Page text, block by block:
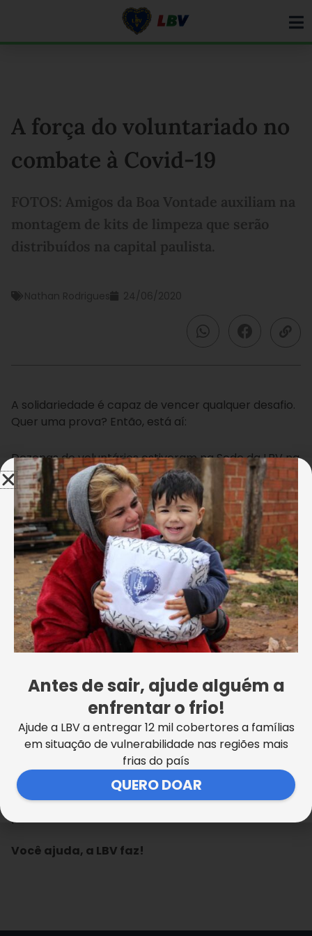
A força do voluntariado no
combate à Covid-19
FOTOS: Amigos da Boa Vontade auxiliam na
montagem de kits de limpeza que serão
distribuídos na capital paulista.
Nathan Rodrigues 24/06/2020
A solidariedade é capaz de vencer qualquer desafio.
Quer uma prova? Então, está aí:
Dezenas de voluntários estiveram na Sede da LBV na
capital paulista para ajudar na montagem dekits de
limpeza que serão entregues às famílias em
situação de vulnerabilidade social atendidas pela
LBV e por instituições parceiras.
⠀⠀⠀⠀⠀⠀⠀⠀
Ao todo, são 2.950 kits, contendo itens necessários
para manter a casa limpa e higienizada, livre da
proliferação do novo coronavírus.
{glf nid:123404}
valorosos voluntários que não mediram esforços,
que mantiveram o distanciamento necessário,
equipados com máscara e luvas, cuidando para que
tudo fosse feito com dedicação e
carinho.⠀⠀⠀⠀⠀⠀⠀⠀
Em breve, traremos aqui mais informações sobre a
entrega desses kits e as cestas de alimentos não
perecíveis.
Você ajuda, a LBV faz!
Antes de sair, ajude alguém a
enfrentar o frio!
Ajude a LBV a entregar 12 mil cobertores a famílias
em situação de vulnerabilidade nas regiões mais
frias do país
QUERO DOAR